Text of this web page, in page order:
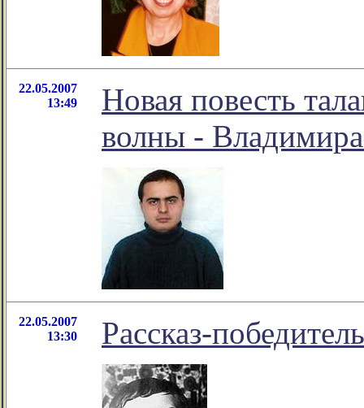
22.05.2007
13:49
Новая повесть
волны -
22.05.2007
13:30
Рассказ-